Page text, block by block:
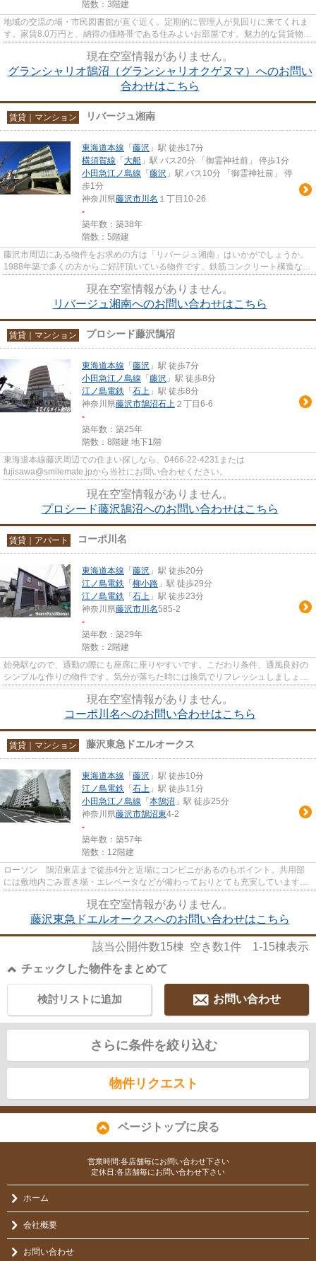
階数：3階建
地域の交流の場・市民図書館が直ぐ近く。定期的に管理人が見回りに来てくれま
す。家賃8.0万円と、納得の価格帯である住みよいお部屋です。魅力的な賃貸物
現在空室情報がありません。
グランシャリオ鵠沼（グランシャリオクゲヌマ）へのお問い
合わせはこちら
賃貸｜マンション リバージュ湘南
東海道本線 「 藤沢 」駅 徒歩17分
横須賀線 「 大船 」駅 バス20分 「御霊神社前」 停歩1分
小田急江ノ島線 「 藤沢 」駅 バス10分 「御霊神社前」 停
歩1分
神奈川県藤沢市川名 １丁目10-26
-
築年数：築38年
階数：5階建
藤沢市周辺にある物件をお求めの方は「リバージュ湘南」はいかがでしょうか。
1988年築で多くの方からご好評頂いている物件です。鉄筋コンクリート構造なの
現在空室情報がありません。
リバージュ湘南へのお問い合わせはこちら
賃貸｜マンション プロシード藤沢鵠沼
東海道本線 「 藤沢 」駅 徒歩7分
小田急江ノ島線 「 藤沢 」駅 徒歩8分
江ノ島電鉄 「 石上 」駅 徒歩8分
神奈川県藤沢市鵠沼石上 ２丁目6-6
-
築年数：築25年
階数：8階建 地下1階
東海道本線藤沢周辺での住まい探しなら、0466-22-4231または
fujisawa@smilemate.jpから当社にお問い合わせください。
現在空室情報がありません。
プロシード藤沢鵠沼へのお問い合わせはこちら
賃貸｜アパート コーポ川名
東海道本線 「 藤沢 」駅 徒歩20分
江ノ島電鉄 「 柳小路 」駅 徒歩29分
江ノ島電鉄 「 石上 」駅 徒歩23分
神奈川県藤沢市川名585-2
-
築年数：築29年
階数：2階建
始発駅なので、通勤の際にも座席に座りやすいです。こだわり条件、通風良好の
シンプルな作りの物件です。気分が落ちた時には換気でリフレッシュしましょ
現在空室情報がありません。
コーポ川名へのお問い合わせはこちら
賃貸｜マンション 藤沢東急ドエルオークス
東海道本線 「 藤沢 」駅 徒歩10分
江ノ島電鉄 「 石上 」駅 徒歩11分
小田急江ノ島線 「 本鵠沼 」駅 徒歩25分
神奈川県藤沢市鵠沼東4-2
-
築年数：築57年
階数：12階建
ローソン 鵠沼東店まで徒歩4分と近場にコンビニがあるのもポイント。共用部
には敷地内ごみ置き場・エレベータなどが備わっておりとても充実しています。
現在空室情報がありません。
藤沢東急ドエルオークスへのお問い合わせはこちら
該当公開件数15棟 空き数1件 1-15棟表示
チェックした物件をまとめて
お問い合わせ
検討リストに追加
さらに条件を絞り込む
物件リクエスト
ページトップに戻る
営業時間:各店舗毎にお問い合わせ下さい
定休日:各店舗毎にお問い合わせ下さい
ホーム
会社概要
お問い合わせ